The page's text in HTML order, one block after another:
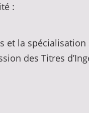
:
et la
des Titres